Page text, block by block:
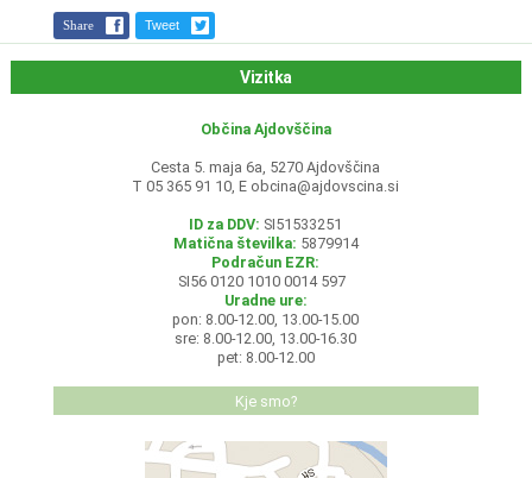
Share Tweet
Vizitka
Občina Ajdovščina
Cesta 5. maja 6a, 5270 Ajdovščina
T 05 365 91 10, E obcina@ajdovscina.si
ID za DDV: SI51533251
Matična številka: 5879914
Podračun EZR:
SI56 0120 1010 0014 597
Uradne ure:
pon: 8.00-12.00, 13.00-15.00
sre: 8.00-12.00, 13.00-16.30
pet: 8.00-12.00
Kje smo?